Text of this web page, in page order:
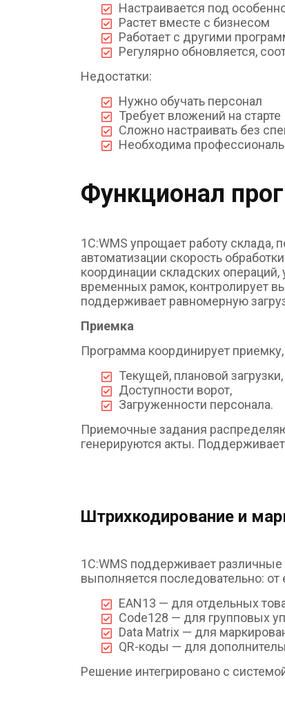
Настраивается под
Растет вместе с бизнесом
Работает с другими
Регулярно обновляется,
Недостатки:
Нужно обучать персонал
Требует вложений на старте
Сложно настраивать без
Необходима
Функционал
1С:WMS упрощает работу склада,
автоматизации скорость
координации складских
временных рамок, контролирует
поддерживает равномерную
Приемка
Программа координирует
Текущей, плановой загрузки,
Доступности ворот,
Загруженности персонала.
Приемочные задания
генерируются акты.
Штрихкодирование и
1C:WMS поддерживает
выполняется последовательно:
EAN13 — для отдельных
Code128 — для групповых
Data Matrix — для
QR-коды — для
Решение интегрировано с